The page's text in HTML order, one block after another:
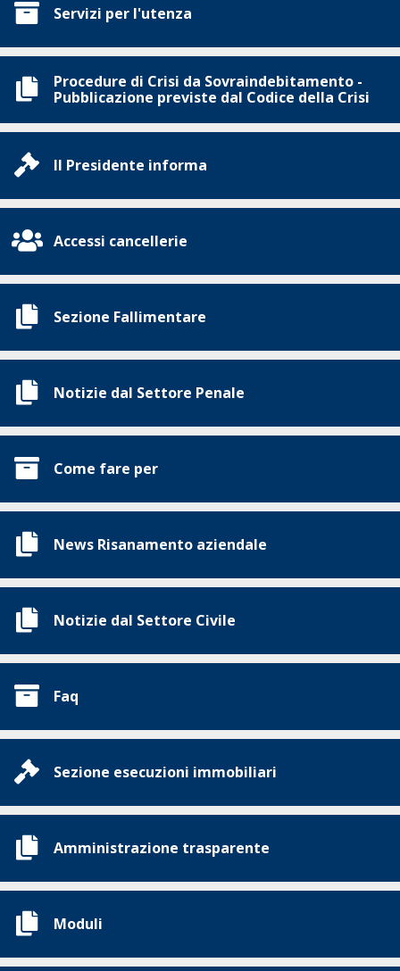
Servizi per l'utenza
Procedure di Crisi da Sovraindebitamento -
Pubblicazione previste dal Codice della Crisi
Il Presidente informa
Accessi cancellerie
Sezione Fallimentare
Notizie dal Settore Penale
Come fare per
News Risanamento aziendale
Notizie dal Settore Civile
Faq
Sezione esecuzioni immobiliari
Amministrazione trasparente
Moduli